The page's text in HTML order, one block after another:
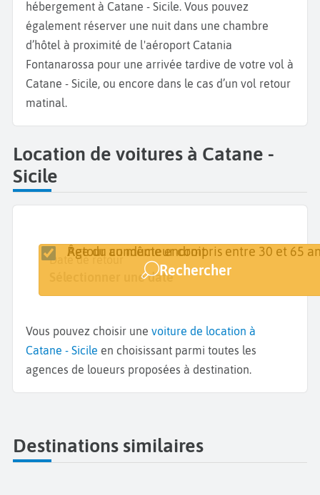
hébergement à Catane - Sicile. Vous pouvez
également réserver une nuit dans une chambre
d’hôtel à proximité de l'aéroport Catania
Fontanarossa pour une arrivée tardive de votre vol à
Catane - Sicile, ou encore dans le cas d’un vol retour
matinal.
Location de voitures à Catane -
Sicile
Lieu de retrait
Date de retrait
Sélectionner une date
Date de retour
Sélectionner une date
Retour au même endroit
Âge du conducteur compris entre 30 et 65
Rechercher
Vous pouvez choisir une voiture de location à
Catane - Sicile en choisissant parmi toutes les
agences de loueurs proposées à destination.
Destinations similaires